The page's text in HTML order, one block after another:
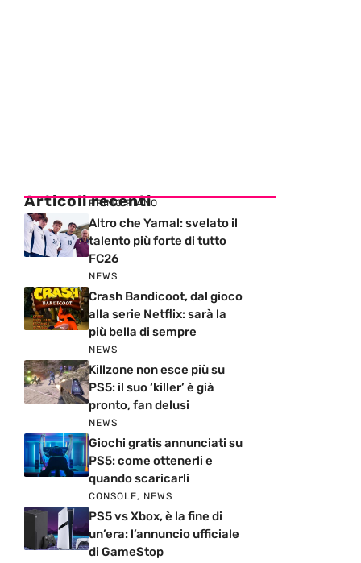
Articoli recenti
PRIMO PIANO
Altro che Yamal: svelato il
talento più forte di tutto
FC26
NEWS
Crash Bandicoot, dal gioco
alla serie Netflix: sarà la
più bella di sempre
NEWS
Killzone non esce più su
PS5: il suo ‘killer’ è già
pronto, fan delusi
NEWS
Giochi gratis annunciati su
PS5: come ottenerli e
quando scaricarli
CONSOLE, NEWS
PS5 vs Xbox, è la fine di
un’era: l’annuncio ufficiale
di GameStop